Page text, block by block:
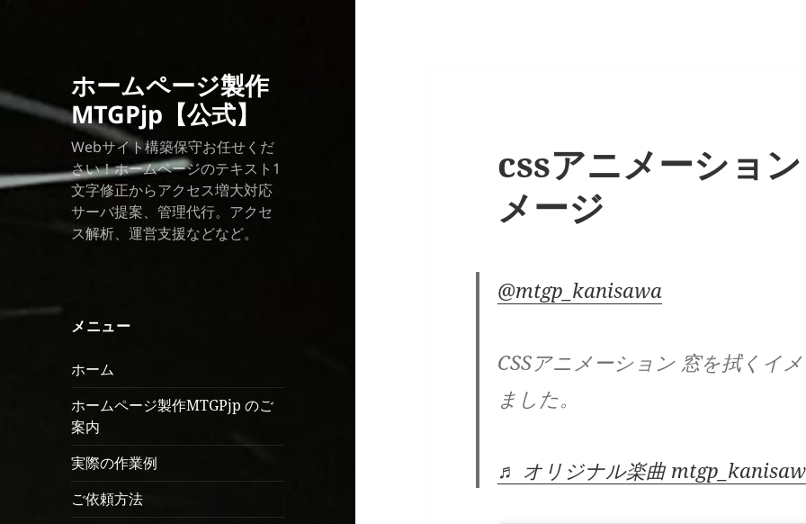
ホームページ製作
MTGPjp【公式】
Webサイト構築保守お任せくだ
さい！ホームページのテキスト1
文字修正からアクセス増大対応
サーバ提案、管理代行。アクセ
ス解析、運営支援などなど。
メニュー
ホーム
ホームページ製作MTGPjp のご
案内
実際の作業例
ご依頼方法
cssアニメーショ
メージ
@mtgp_kanisawa
CSSアニメーション 窓を拭くイ
ました。
♬ オリジナル楽曲